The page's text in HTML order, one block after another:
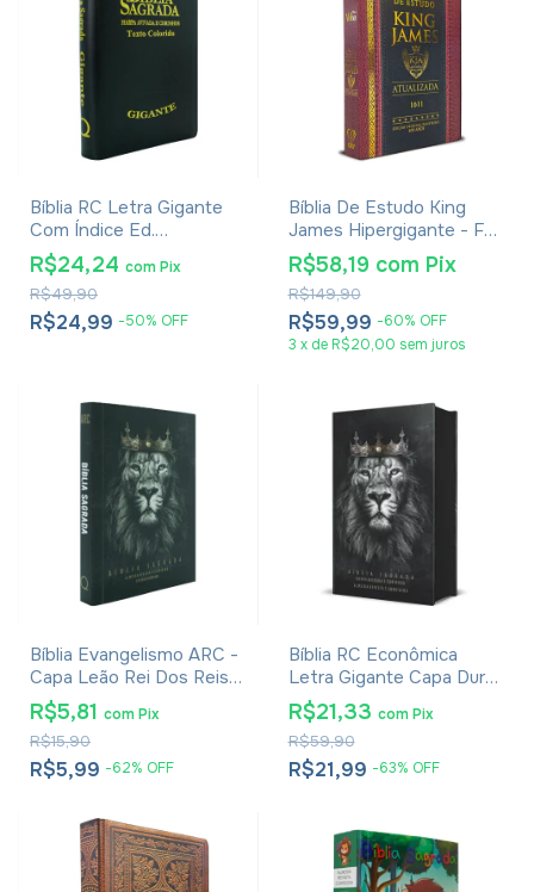
Bíblia RC Letra Gigante
Com Índice Ed.
Promessas - Palavras de
Jesus Em Vermelho -
Harpa E Corinhos - Capa
Zíper Preta
R$24,99 -50% OFF
R$49,90
R$24,24 comPix
Bíblia De Estudo King
James Hipergigante - Full
Color - Capa Dura
Tradicional
R$59,99 -60% OFF
R$149,90
R$58,19 com Pix
3 x de R$20,00 sem juros
Bíblia Evangelismo ARC -
Capa Leão Rei Dos Reis -
Edição De Bolso
R$5,99 -62% OFF
R$15,90
R$5,81 comPix
Bíblia RC Econômica
Letra Gigante Capa Dura
Com Harpa E Corinhos
Leão Rei dos Reis
R$21,99 -63% OFF
R$59,90
R$21,33 com Pix